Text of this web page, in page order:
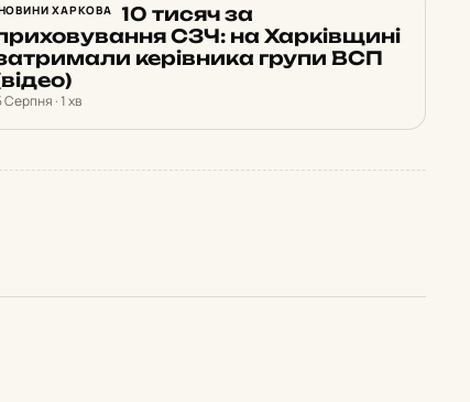
ХАРКОВА$10 тисяч за
СЗЧ: на Харківщині
керівника групи ВСП
Серпня · 1 хв